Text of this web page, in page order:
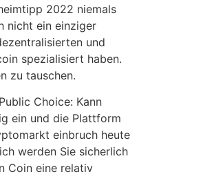
2022 niemals
nicht ein einziger
und
spezialisiert haben.
zu tauschen.
Choice: Kann
ein und die Plattform
einbruch heute
werden Sie sicherlich
Coin eine relativ